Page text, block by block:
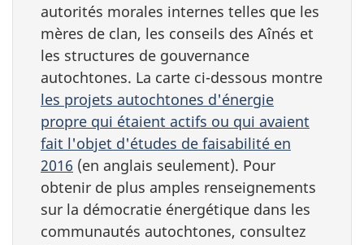
autorités morales internes telles que les
mères de clan, les conseils des Aînés et
les structures de gouvernance
autochtones. La carte ci-dessous montre
les projets autochtones d'énergie
propre qui étaient actifs ou qui avaient
fait l'objet d'études de faisabilité en
2016 (en anglais seulement). Pour
obtenir de plus amples renseignements
sur la démocratie énergétique dans les
communautés autochtones, consultez